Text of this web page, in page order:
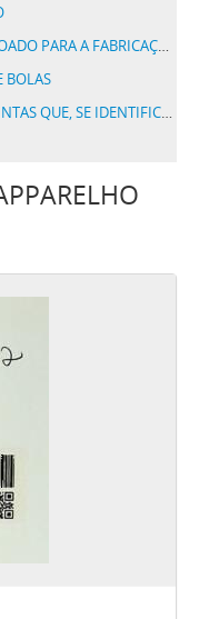
ISOLADORES E IMPERMEABILISADORES
BOLAS
A HUMIDADE PRESERVANDO O REBOCO DA ACÇÃO DELETERIA DOS AGENTES ATMOSPHERICOS